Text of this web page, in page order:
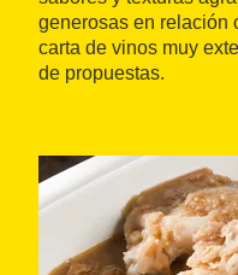
generosas en relación
carta de vinos muy
de propuestas.